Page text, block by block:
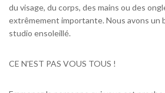
du visage, du corps, des mains ou des
extrêmement importante. Nous avons un
studio ensoleillé.
CE N'EST PAS VOUS TOUS !